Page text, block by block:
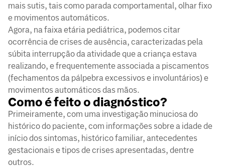
mais sutis, tais como parada comportamental, olhar fixo
e movimentos automáticos.
Agora, na faixa etária pediátrica, podemos citar
ocorrência de crises de ausência, caracterizadas pela
súbita interrupção da atividade que a criança estava
realizando, e frequentemente associada a piscamentos
(fechamentos da pálpebra excessivos e involuntários) e
movimentos automáticos das mãos.
Como é feito o diagnóstico?
Primeiramente, com uma investigação minuciosa do
histórico do paciente, com informações sobre a idade de
início dos sintomas, histórico familiar, antecedentes
gestacionais e tipos de crises apresentadas, dentre
outros.